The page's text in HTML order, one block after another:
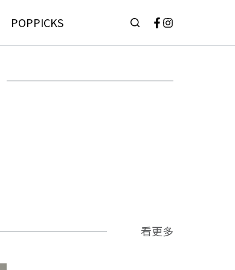
POPPICKS
看更多